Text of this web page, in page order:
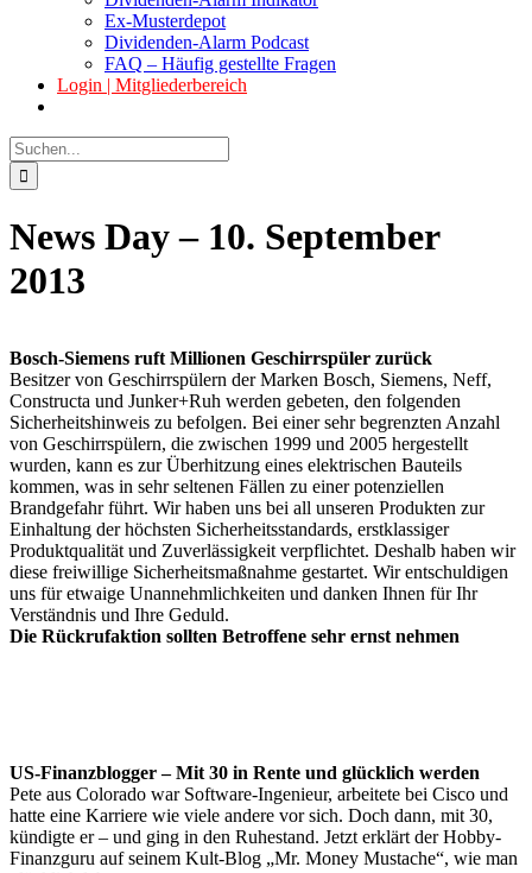
Ex-Musterdepot
Dividenden-Alarm Podcast
FAQ – Häufig gestellte Fragen
Login | Mitgliederbereich
Suche
nach:
News Day – 10. September
2013
Bosch-Siemens ruft Millionen Geschirrspüler zurück
Besitzer von Geschirrspülern der Marken Bosch, Siemens, Neff,
Constructa und Junker+Ruh werden gebeten, den folgenden
Sicherheitshinweis zu befolgen. Bei einer sehr begrenzten Anzahl
von Geschirrspülern, die zwischen 1999 und 2005 hergestellt
wurden, kann es zur Überhitzung eines elektrischen Bauteils
kommen, was in sehr seltenen Fällen zu einer potenziellen
Brandgefahr führt. Wir haben uns bei all unseren Produkten zur
Einhaltung der höchsten Sicherheitsstandards, erstklassiger
Produktqualität und Zuverlässigkeit verpflichtet. Deshalb haben wir
diese freiwillige Sicherheitsmaßnahme gestartet. Wir entschuldigen
uns für etwaige Unannehmlichkeiten und danken Ihnen für Ihr
Verständnis und Ihre Geduld.
Die Rückrufaktion sollten Betroffene sehr ernst nehmen
US-Finanzblogger – Mit 30 in Rente und glücklich werden
Pete aus Colorado war Software-Ingenieur, arbeitete bei Cisco und
hatte eine Karriere wie viele andere vor sich. Doch dann, mit 30,
kündigte er – und ging in den Ruhestand. Jetzt erklärt der Hobby-
Finanzguru auf seinem Kult-Blog „Mr. Money Mustache“, wie man